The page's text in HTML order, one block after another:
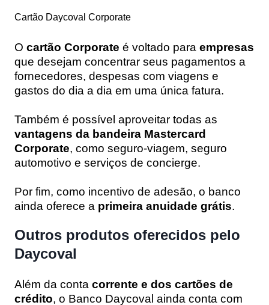
Cartão Daycoval Corporate
O cartão Corporate é voltado para empresas
que desejam concentrar seus pagamentos a
fornecedores, despesas com viagens e
gastos do dia a dia em uma única fatura.
Também é possível aproveitar todas as
vantagens da bandeira Mastercard
Corporate, como seguro-viagem, seguro
automotivo e serviços de concierge.
Por fim, como incentivo de adesão, o banco
ainda oferece a primeira anuidade grátis.
Outros produtos oferecidos pelo
Daycoval
Além da conta corrente e dos cartões de
crédito, o Banco Daycoval ainda conta com